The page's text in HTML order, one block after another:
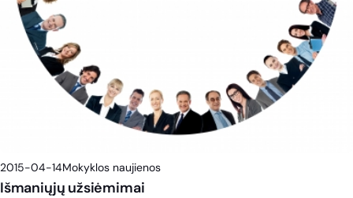
2015-04-14Mokyklos naujienos
Išmaniųjų užsiėmimai